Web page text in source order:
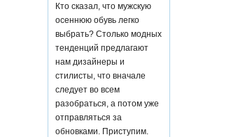
Кто сказал, что мужскую
осеннюю обувь легко
выбрать? Столько модных
тенденций предлагают
нам дизайнеры и
стилисты, что вначале
следует во всем
разобраться, а потом уже
отправляться за
обновками. Приступим.